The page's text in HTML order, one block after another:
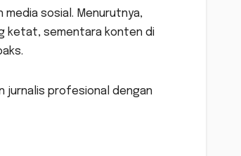
sosial. Menurutnya,
ketat, sementara konten di
jurnalis profesional dengan